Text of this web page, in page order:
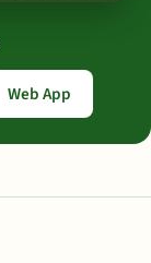
Web App